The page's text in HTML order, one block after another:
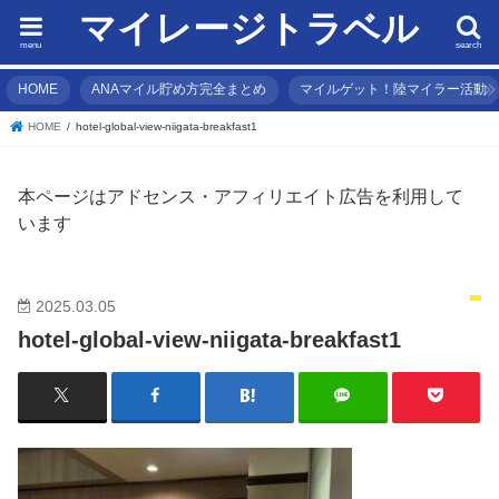
マイレージトラベル search
menu
HOME ANAマイル貯め方完全まとめ マイルゲット！陸マイラー活動
HOME hotel-global-view-niigata-breakfast1
本ページはアドセンス・アフィリエイト広告を利用して
います
2025.03.05
hotel-global-view-niigata-breakfast1